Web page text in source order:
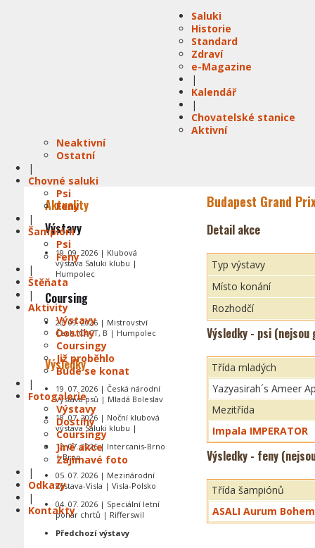
Saluki
Historie
Standard
Zdraví
e-Magazine
|
Kalendář
|
Chovatelské stanice
Aktivní
Neaktivní
Ostatní
|
Chovné saluki
Psi
Feny
|
Šampióni
Psi
Feny
|
Štěňata
|
Aktivity
Výstavy
Dostihy
Coursingy
Již proběhlo
Bude se konat
|
Fotogalerie
Výstavy
Dostihy
Coursingy
Jiné akce
Zajímavé foto
|
Odkazy
|
Kontakty
Budapest Grand
Detail akce
Typ výstavy
Místo konání
Rozhodčí
Výsledky - psi
Třída mladých
Yazyasirah´s Ameer
Mezitřída
Impala IMPERATOR
Výsledky - feny
Třída šampiónů
ASALI Aurum
Aktuality
Výstavy
19. 09. 2026 | Klubová
výstava Saluki klubu |
Humpolec
Coursing
20. 09. 2026 | Mistrovství
Čech, CACT, B | Humpolec
Výsledky
19. 07. 2026 | Česká národní
výstava psů | Mladá Boleslav
18. 07. 2026 | Noční klubová
výstava Saluki klubu |
12. 07. 2026 | Intercanis-Brno
| Brno
05. 07. 2026 | Mezinárodní
výstava-Visla | Visla-Polsko
04. 07. 2026 | Speciální letní
pohár chrtů | Rifferswil
Předchozí výstavy